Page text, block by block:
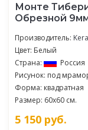
Монте
Обрезной
Производитель:
Цвет: Белый
Страна:
Россия
Рисунок: под
Форма: квадратная
Размер: 60x60 см.
5 150 руб.